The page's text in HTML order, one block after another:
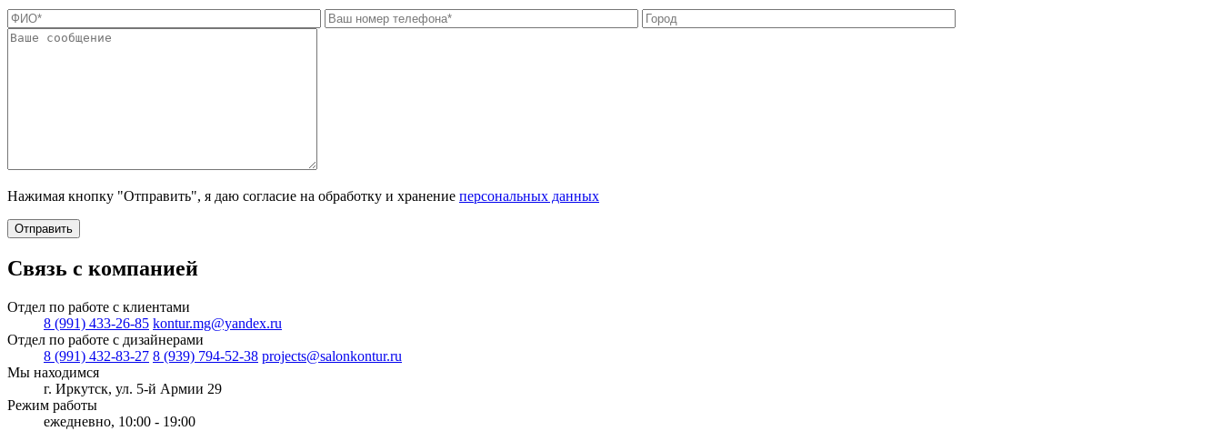
Нажимая кнопку "Отправить", я даю согласие на обработку и хранение персональных данных
Отправить
Связь с компанией
Отдел по работе с клиентами
8 (991) 433-26-85 kontur.mg@yandex.ru
Отдел по работе с дизайнерами
8 (991) 432-83-27 8 (939) 794-52-38 projects@salonkontur.ru
Мы находимся
г. Иркутск, ул. 5-й Армии 29
Режим работы
ежедневно, 10:00 - 19:00